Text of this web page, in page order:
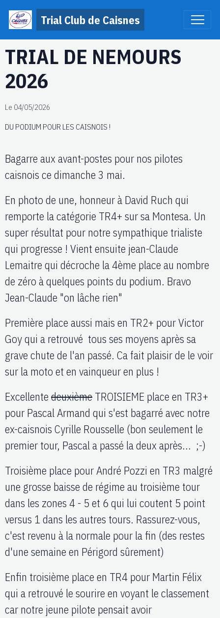
Trial Club de Caisnes
TRIAL DE NEMOURS
2026
Le 04/05/2026
DU PODIUM POUR LES CAISNOIS !
Bagarre aux avant-postes pour nos pilotes
caisnois ce dimanche 3 mai.
En photo de une, honneur à David Ruch qui
remporte la catégorie TR4+ sur sa Montesa. Un
super résultat pour notre sympathique trialiste
qui progresse ! Vient ensuite jean-Claude
Lemaitre qui décroche la 4ème place au nombre
de zéro à quelques points du podium. Bravo
Jean-Claude "on lâche rien"
Première place aussi mais en TR2+ pour Victor
Goy qui a retrouvé tous ses moyens après sa
grave chute de l'an passé. Ca fait plaisir de le voir
sur la moto et en vainqueur en plus !
Excellente deuxième TROISIEME place en TR3+
pour Pascal Armand qui s'est bagarré avec notre
ex-caisnois Cyrille Rousselle (bon seulement le
premier tour, Pascal a passé la deux après... ;-)
Troisième place pour André Pozzi en TR3 malgré
une grosse baisse de régime au troisième tour
dans les zones 4 - 5 et 6 qui lui coutent 5 point
versus 1 dans les autres tours. Rassurez-vous,
c'est revenu à la normale pour la fin (des restes
d'une semaine en Périgord sûrement)
Enfin troisième place en TR4 pour Martin Félix
qui a retrouvé le sourire en voyant le classement
car notre jeune pilote pensait avoir